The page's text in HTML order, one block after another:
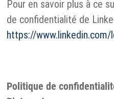
Pour en savoir plus à ce
de confidentialité de
https://
Politique de